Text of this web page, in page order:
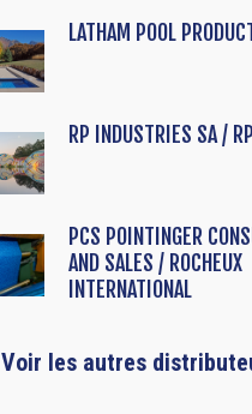
LATHAM POOL
RP INDUSTRIES SA /
PCS POINTINGER
AND SALES / ROCHEUX
INTERNATIONAL
Voir les autres